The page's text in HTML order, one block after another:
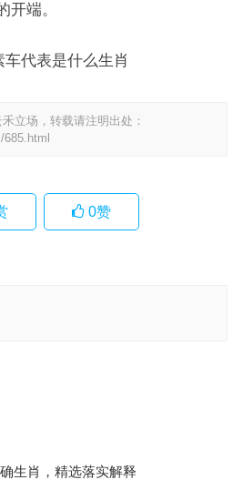
开端。
代表是什么生肖
立场，转载请注明出处：
0赞
生肖，精选落实解释